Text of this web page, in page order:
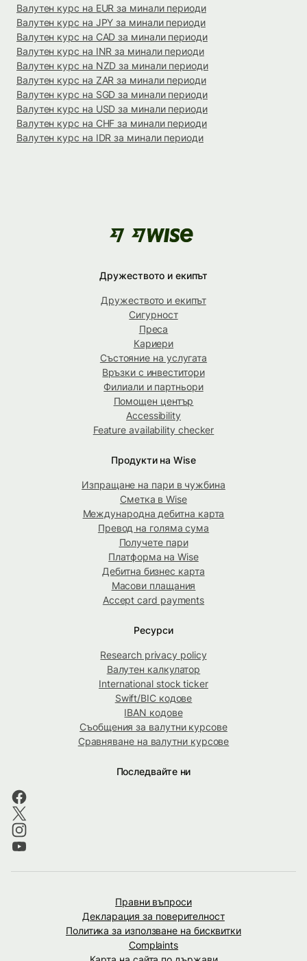
Валутен курс на EUR за минали периоди
Валутен курс на JPY за минали периоди
Валутен курс на CAD за минали периоди
Валутен курс на INR за минали периоди
Валутен курс на NZD за минали периоди
Валутен курс на ZAR за минали периоди
Валутен курс на SGD за минали периоди
Валутен курс на USD за минали периоди
Валутен курс на CHF за минали периоди
Валутен курс на IDR за минали периоди
Дружеството и екипът
Дружеството и екипът
Сигурност
Преса
Кариери
Състояние на услугата
Връзки с инвеститори
Филиали и партньори
Помощен център
Accessibility
Feature availability checker
Продукти на Wise
Изпращане на пари в чужбина
Сметка в Wise
Международна дебитна карта
Превод на голяма сума
Получете пари
Платформа на Wise
Дебитна бизнес карта
Масови плащания
Accept card payments
Ресурси
Research privacy policy
Валутен калкулатор
International stock ticker
Swift/BIC кодове
IBAN кодове
Съобщения за валутни курсове
Сравняване на валутни курсове
Последвайте ни
Правни въпроси
Декларация за поверителност
Политика за използване на бисквитки
Complaints